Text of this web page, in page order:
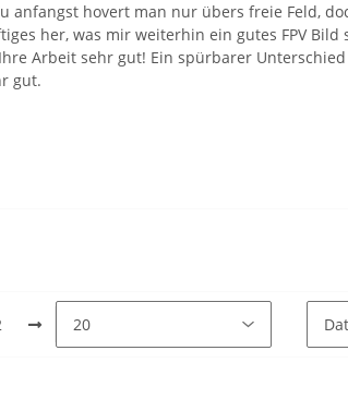
hovert man nur übers freie Feld,
her, was mir weiterhin ein gutes FPV Bild
Arbeit sehr gut! Ein spürbarer
gut.